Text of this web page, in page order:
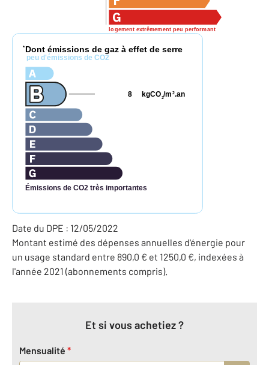
logement extrêmement peu performant
* Dont émissions de gaz à effet de serre
peu d'émissions de CO2
Émissions de CO2 très importantes
kgCO2/m 2.an
8
Date du DPE : 12/05/2022
Montant estimé des dépenses annuelles d'énergie pour
un usage standard entre 890,0 € et 1250,0 €, indexées à
l'année 2021 (abonnements compris).
Et si vous achetiez ?
Mensualité *